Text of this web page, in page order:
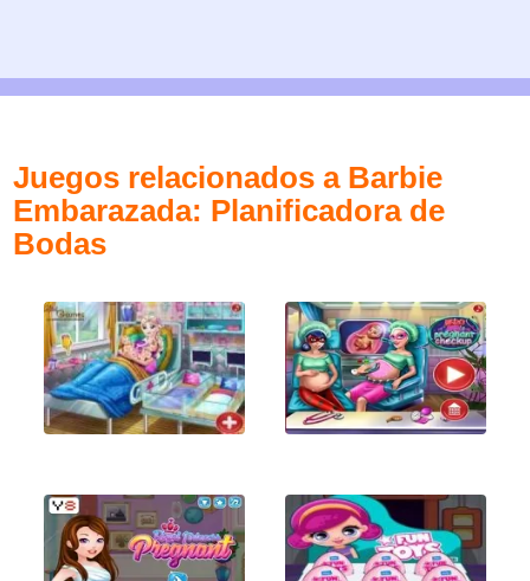
Juegos relacionados a Barbie
Embarazada: Planificadora de
Bodas